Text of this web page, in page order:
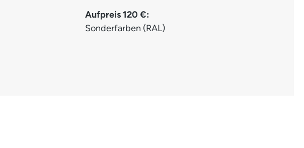
Aufpreis 120 €:
Sonderfarben (RAL)